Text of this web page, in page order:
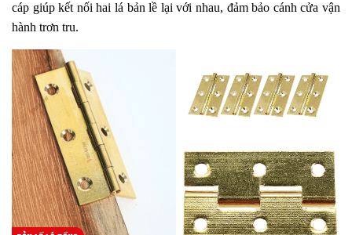
cáp giúp kết nối hai lá bản lề lại với nhau, đảm bảo cánh cửa vận
hành trơn tru.